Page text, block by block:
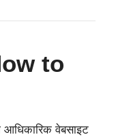
to
आधिकारिक वेबसाइट